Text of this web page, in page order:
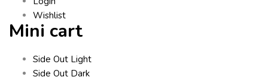
Wishlist
Mini cart
Side Out Light
Side Out Dark